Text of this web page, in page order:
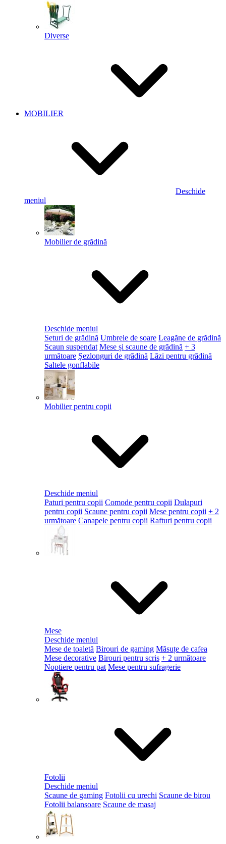
Diverse
MOBILIER
Deschide
meniul
Mobilier de grădină
Deschide meniul
Seturi de grădină Umbrele de soare Leagăne de grădină
Scaun suspendat Mese și scaune de grădină + 3
următoare Șezlonguri de grădină Lăzi pentru grădină
Saltele gonflabile
Mobilier pentru copii
Deschide meniul
Paturi pentru copii Comode pentru copii Dulapuri
pentru copii Scaune pentru copii Mese pentru copii + 2
următoare Canapele pentru copii Rafturi pentru copii
Mese
Deschide meniul
Mese de toaletă Birouri de gaming Măsuțe de cafea
Mese decorative Birouri pentru scris + 2 următoare
Noptiere pentru pat Mese pentru sufragerie
Fotolii
Deschide meniul
Scaune de gaming Fotolii cu urechi Scaune de birou
Fotolii balansoare Scaune de masaj